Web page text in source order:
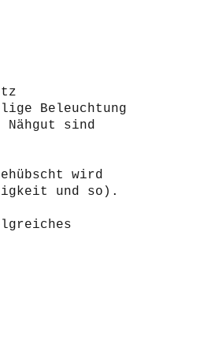
Beleuchtung
sind
wird
und so).